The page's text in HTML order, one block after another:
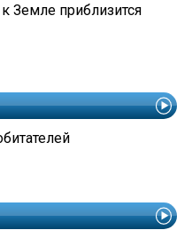
Земле приблизится